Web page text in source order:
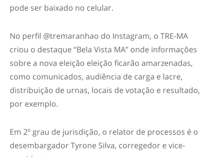
pode ser baixado no celular.
No perfil @tremaranhao do Instagram, o TRE-MA
criou o destaque “Bela Vista MA” onde informações
sobre a nova eleição eleição ficarão amarzenadas,
como comunicados, audiência de carga e lacre,
distribuição de urnas, locais de votação e resultado,
por exemplo.
Em 2º grau de jurisdição, o relator de processos é o
desembargador Tyrone Silva, corregedor e vice-